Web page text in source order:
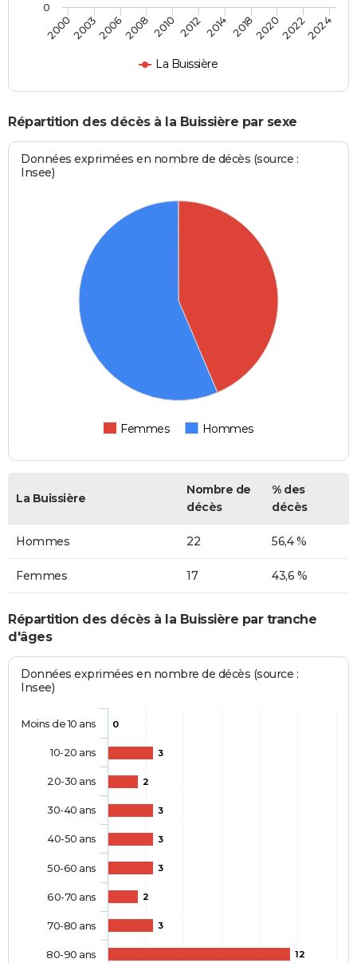
La Buissière
2000200320062008 2010 2012 2014 2018202020222024
0
Répartition des décès à la Buissière par sexe
Données exprimées en nombre de décès (source :
Insee)
Femmes Hommes
La Buissière
Nombre de
décès
% des
décès
Hommes 22 56,4 %
Femmes 17 43,6 %
Répartition des décès à la Buissière par tranche
d'âges
Données exprimées en nombre de décès (source :
Insee)
0
3
2
3
3
3
2
3
12
Moins de 10 ans
10-20 ans
20-30 ans
30-40 ans
40-50 ans
50-60 ans
60-70 ans
70-80 ans
80-90 ans